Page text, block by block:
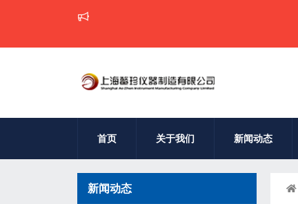
首页 关于我们 新闻动态
新闻动态